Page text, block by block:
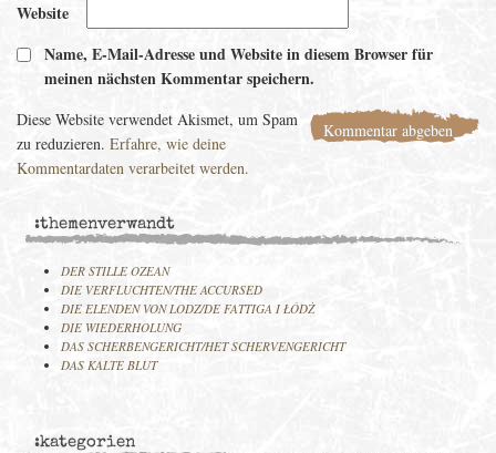
Website
Name, E-Mail-Adresse und Website in diesem Browser für
meinen nächsten Kommentar speichern.
Diese Website verwendet Akismet, um Spam
zu reduzieren. Erfahre, wie deine
Kommentardaten verarbeitet werden.
:themenverwandt
DER STILLE OZEAN
DIE VERFLUCHTEN/THE ACCURSED
DIE ELENDEN VON LODZ/DE FATTIGA I ŁÓDŻ
DIE WIEDERHOLUNG
DAS SCHERBENGERICHT/HET SCHERVENGERICHT
DAS KALTE BLUT
:kategorien